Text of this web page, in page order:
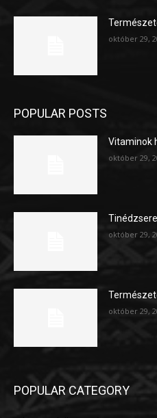
október 29,
POPULAR POSTS
Vitaminok
október 29,
október 29,
október 29,
POPULAR CATEGORY